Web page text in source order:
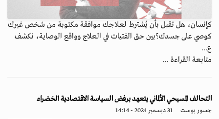
كإنسان، هل تقبل بأن يُشترط لعلاجك موافقة مكتوبة من شخص غيرك
كوصي على جسدك؟بين حق الفتيات في العلاج وواقع الوصاية، نكشف
ع...
متابعة القراءة ...
التحالف المسيحي الألماني يتعهد برفض السياسة الاقتصادية الخضراء
جسور بوست 31 ديسمبر 2024 - 14:14